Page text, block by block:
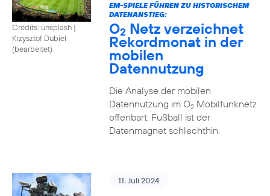
Credits: unsplash |
Krzysztof Dubiel
(bearbeitet)
EM-SPIELE FÜHREN ZU HISTORISCHEM
DATENANSTIEG:
O2 Netz verzeichnet
Rekordmonat in der
mobilen
Datennutzung
Die Analyse der mobilen
Datennutzung im O2Mobilfunknetz
offenbart: Fußball ist der
Datenmagnet schlechthin.
11. Juli 2024